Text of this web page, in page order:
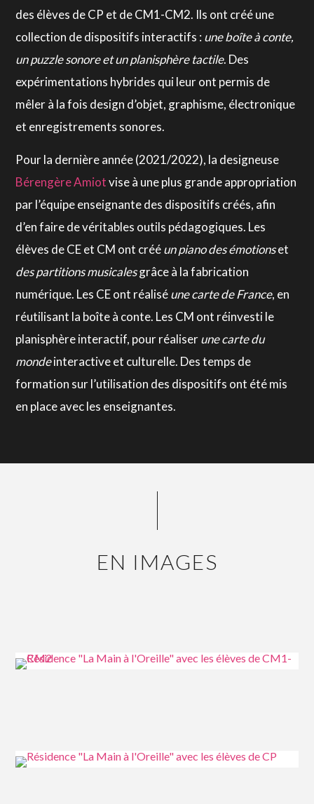
des élèves de CP et de CM1-CM2. Ils ont créé une
collection de dispositifs interactifs : une boîte à conte,
un puzzle sonore et un planisphère tactile. Des
expérimentations hybrides qui leur ont permis de
mêler à la fois design d’objet, graphisme, électronique
et enregistrements sonores.
Pour la dernière année (2021/2022), la designeuse
Bérengère Amiot vise à une plus grande appropriation
par l’équipe enseignante des dispositifs créés, afin
d’en faire de véritables outils pédagogiques. Les
élèves de CE et CM ont crééunpiano des émotionset
des partitions musicalesgrâce à la fabrication
numérique. Les CE ont réaliséunecarte de France, en
réutilisant la boîte à conte. Les CM ont réinvesti le
planisphère interactif, pour réaliserunecarte du
mondeinteractive et culturelle. Des temps de
formation sur l’utilisation des dispositifs ont été mis
en place avec les enseignantes.
EN IMAGES